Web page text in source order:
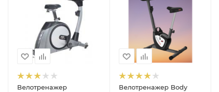
Велотренажер
Велотренажер Body